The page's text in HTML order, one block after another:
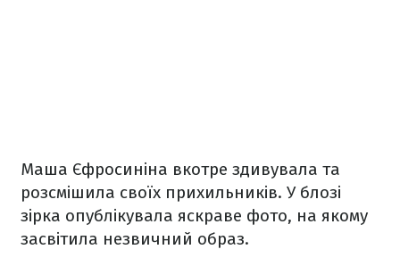
Маша Єфросиніна вкотре здивувала та
розсмішила своїх прихильників. У блозі
зірка опублікувала яскраве фото, на якому
засвітила незвичний образ.